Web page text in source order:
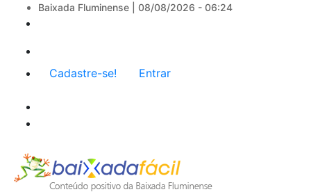
Baixada Fluminense | 08/08/2026 - 06:24
Menu
de
usuário
Cadastre-se! Entrar